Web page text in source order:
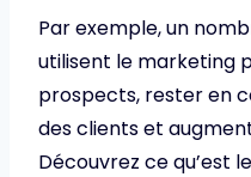
Par exemple, un
utilisent le marketing
prospects, rester en
des clients et
Découvrez ce qu’est